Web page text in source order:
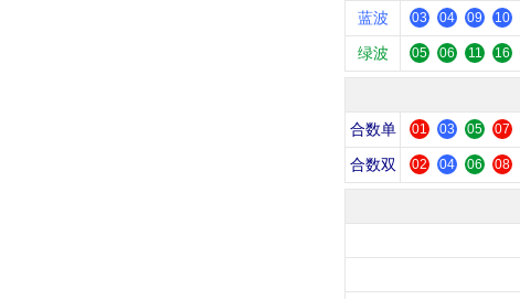
蓝波 03 04 09 10
绿波 05 06 11 16
合数单 01 03 05 07
合数双 02 04 06 08